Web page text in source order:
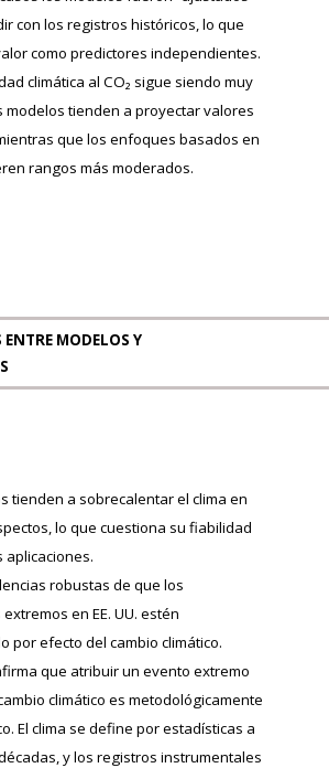
con los registros históricos, lo que
como predictores independientes.
climática al CO₂ sigue siendo muy
modelos tienden a proyectar valores
que los enfoques basados en
rangos más moderados.
ENTRE MODELOS Y
tienden a sobrecalentar el clima en
lo que cuestiona su fiabilidad
aplicaciones.
robustas de que los
en EE. UU. estén
por efecto del cambio climático.
que atribuir un evento extremo
climático es metodológicamente
El clima se define por estadísticas a
y los registros instrumentales